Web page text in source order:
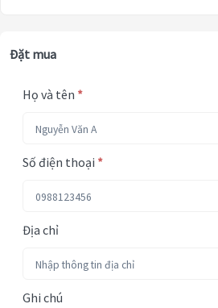
Đặt mua
Họ và tên *
Số điện thoại *
Địa chỉ
Ghi chú